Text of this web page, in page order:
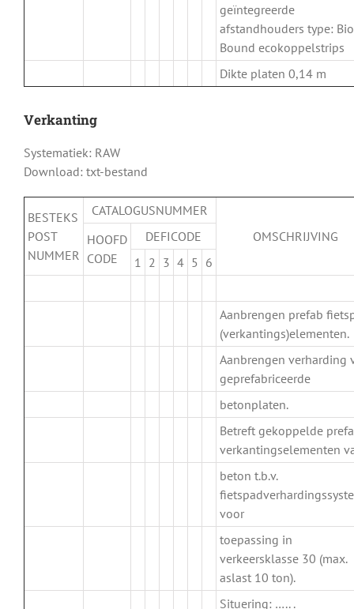
geïntegreerde
afstandhouders type: Bio
Bound ecokoppelstrips
Dikte platen 0,14 m
Verkanting
Systematiek: RAW
Download: txt-bestand
BESTEKS
POST
NUMMER
CATALOGUSNUMMER
OMSCHRIJVING
HOOFD
CODE
DEFICODE
1 2 3 4 5 6
Aanbrengen prefab
(verkantings)elementen.
Aanbrengen verharding
geprefabriceerde
betonplaten.
Betreft gekoppelde
verkantingselementen
beton t.b.v.
voor
toepassing in
verkeersklasse 30 (max.
aslast 10 ton).
Situering: ….. .